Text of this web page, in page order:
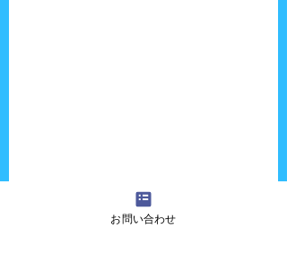
『吉田さんちの大道芸』へのご質問・ご意
お問い合わせ